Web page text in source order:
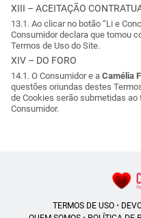
XIII – ACEITAÇÃO
13.1. Ao clicar no botão “Li e
Consumidor declara que tomou
Termos de Uso do Site.
XIV – DO FORO
14.1. O Consumidor e a Camélia
questões oriundas destes
de Cookies serão submetidas
Consumidor.
TERMOS DE USO•